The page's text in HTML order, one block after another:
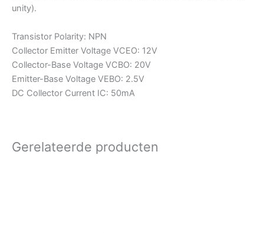
unity).
Transistor Polarity: NPN
Collector Emitter Voltage VCEO: 12V
Collector-Base Voltage VCBO: 20V
Emitter-Base Voltage VEBO: 2.5V
DC Collector Current IC: 50mA
Gerelateerde producten